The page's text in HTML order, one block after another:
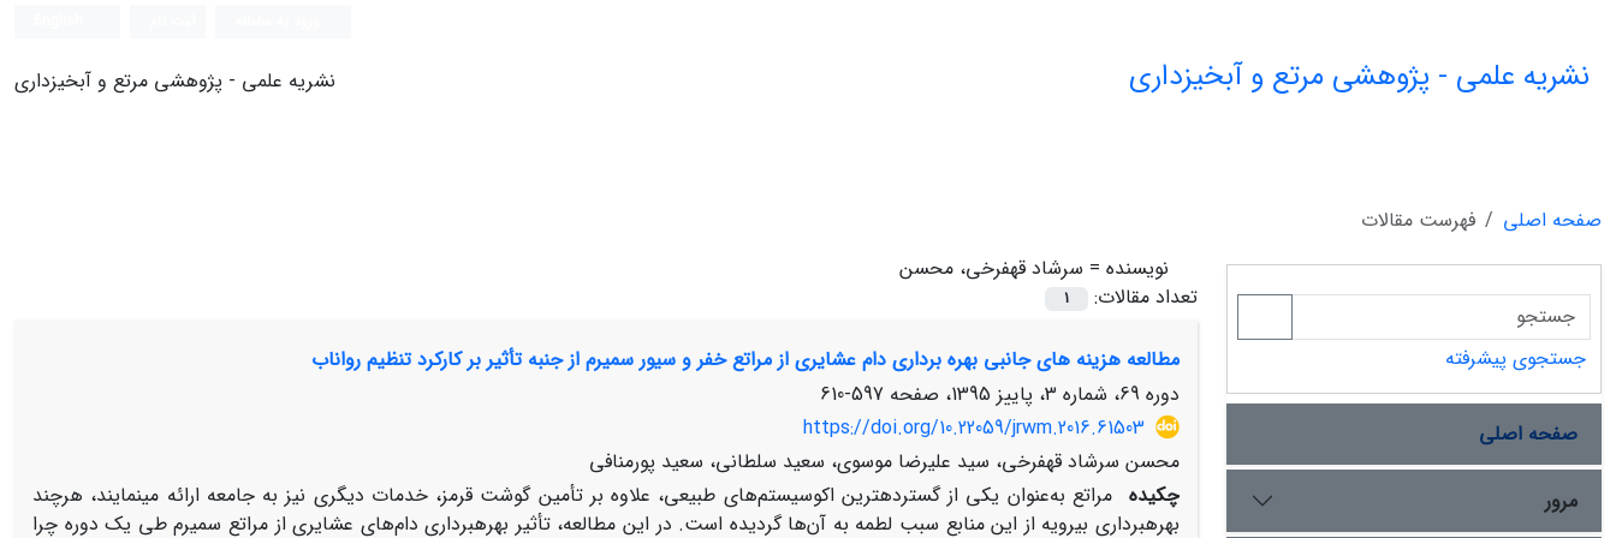
نشریه علمی - پژوهشی مرتع و آبخیزداری نشریه علمی - پژوهشی مرتع و آبخیزداری
صفحه اصلی
فهرست مقالات
نویسنده = سرشاد قهفرخی، محسن
تعداد مقالات:
1
مطالعه هزینه های جانبی بهره برداری دام عشایری از مراتع خفر و سیور سمیرم از جنبه تأثیر بر کارکرد تنظیم رواناب
دوره 69، شماره 3، پاییز 1395، صفحه
597-610
https://doi.org/10.22059/jrwm.2016.61503
محسن سرشاد قهفرخی، سید علیرضا موسوی، سعید سلطانی، سعید پورمنافی
چکیده مراتع به‌عنوان یکی از گسترده­ترین اکوسیستم‌های طبیعی، علاوه بر تأمین گوشت قرمز، خدمات دیگری نیز به جامعه ارائه می­نمایند، هرچند
بهره­برداری بی­رویه از این منابع سبب لطمه به آن‌ها گردیده است. در این مطالعه، تأثیر بهره­برداری دام‌های عشایری از مراتع سمیرم طی یک دوره چرا
جستجوی پیشرفته
صفحه اصلی
مرور